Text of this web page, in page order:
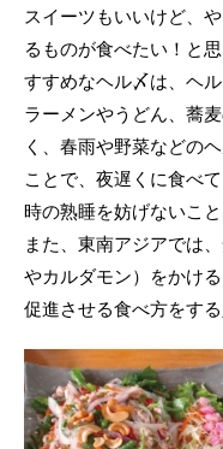
スイーツもいいけど、
るものが食べたい！と
すすめなヘル〆は、ヘル
ラーメンやうどん、蕎
く、春雨や野菜などの
ことで、夜遅くに食べ
時の熟睡を妨げないこと
また、東南アジアでは
やカルダモン）をかけ
促進させる食べ方をす